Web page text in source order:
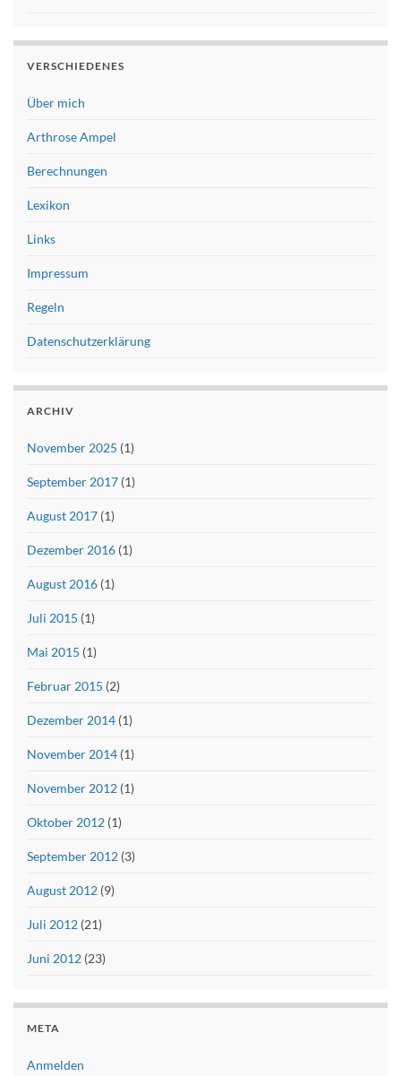
VERSCHIEDENES
Über mich
Arthrose Ampel
Berechnungen
Lexikon
Links
Impressum
Regeln
Datenschutzerklärung
ARCHIV
November 2025 (1)
September 2017 (1)
August 2017 (1)
Dezember 2016 (1)
August 2016 (1)
Juli 2015 (1)
Mai 2015 (1)
Februar 2015 (2)
Dezember 2014 (1)
November 2014 (1)
November 2012 (1)
Oktober 2012 (1)
September 2012 (3)
August 2012 (9)
Juli 2012 (21)
Juni 2012 (23)
META
Anmelden